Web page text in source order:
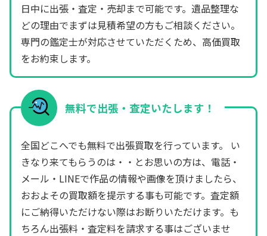
日中に出張・査定・売却まで可能です。遺品整理な
どの理由でまずは見積希望の方もご相談ください。
専門の鑑定士が対応させていただくため、高価買取
をお約束します。
無料で出張・査定いたします！
全国どこへでも無料で出張買取を行っています。 い
きなり来てもらうのは・・とお思いの方は、電話・
メール・LINEで作品の情報や画像を頂けましたら、
おおよその買取額を提示する事も可能です。査定額
にご納得いただけない際はお断りいただけます。も
ちろん出張料・査定料を請求する事はございませ